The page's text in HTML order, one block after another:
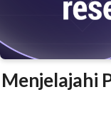
Menjelajahi